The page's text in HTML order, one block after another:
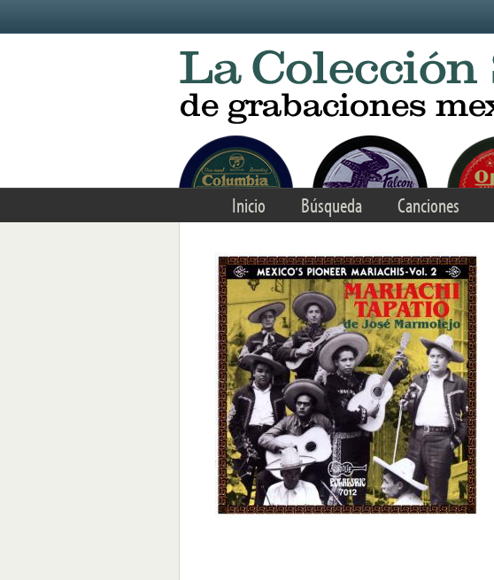
Inicio Búsqueda Canciones